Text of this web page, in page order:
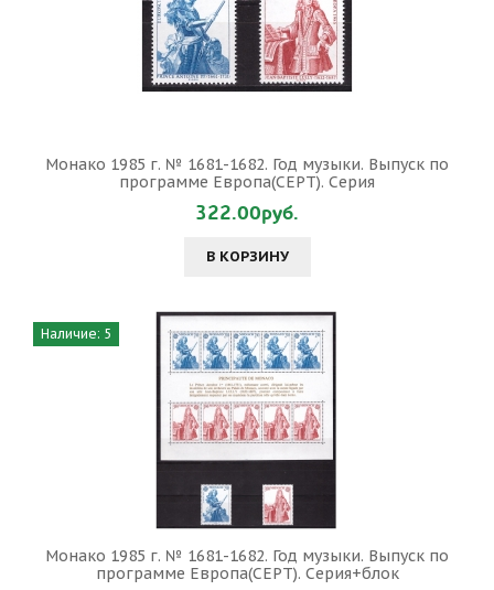
Монако 1985 г. № 1681-1682. Год музыки. Выпуск по
программе Европа(СЕРТ). Серия
322.00руб.
В КОРЗИНУ
Наличие: 5
Монако 1985 г. № 1681-1682. Год музыки. Выпуск по
программе Европа(СЕРТ). Серия+блок